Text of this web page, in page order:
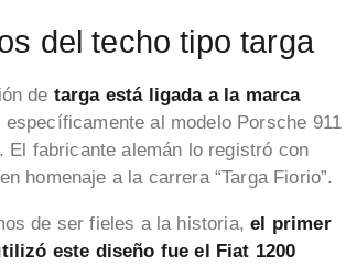
del techo tipo targa
de targa está ligada a la marca
específicamente al modelo Porsche 911
El fabricante alemán lo registró con
homenaje a la carrera “Targa Fiorio”.
de ser fieles a la historia,el primer
este diseño fue el Fiat 1200